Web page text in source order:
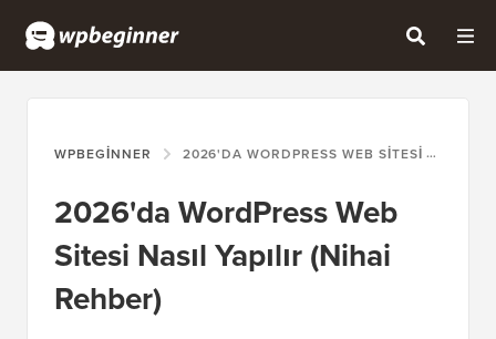
WPBEGINNER 2026'DA WORDPRESS WEB SITESI NASIL YAPILIR (NIHAI REHBER)
2026'da WordPress Web
Sitesi Nasıl Yapılır (Nihai
Rehber)